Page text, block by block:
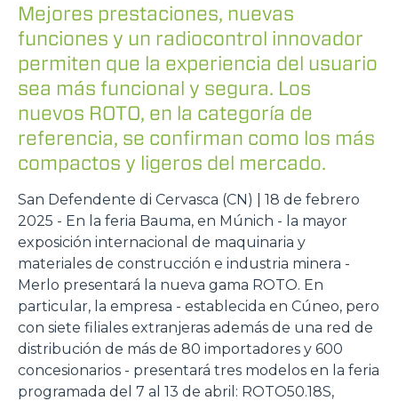
Mejores prestaciones, nuevas
funciones y un radiocontrol innovador
permiten que la experiencia del usuario
sea más funcional y segura. Los
nuevos ROTO, en la categoría de
referencia, se confirman como los más
compactos y ligeros del mercado.
San Defendente di Cervasca (CN) | 18 de febrero
2025 - En la feria Bauma, en Múnich - la mayor
exposición internacional de maquinaria y
materiales de construcción e industria minera -
Merlo presentará la nueva gama ROTO. En
particular, la empresa - establecida en Cúneo, pero
con siete filiales extranjeras además de una red de
distribución de más de 80 importadores y 600
concesionarios - presentará tres modelos en la feria
programada del 7 al 13 de abril: ROTO50.18S,